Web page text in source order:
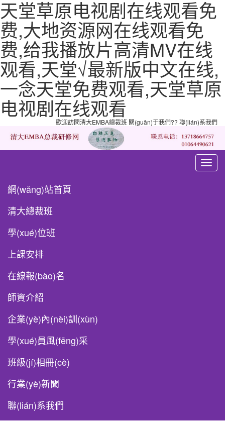
天堂草原电视剧在线观看免
费,大地资源网在线观看免
费,给我播放片高清MV在线
观看,天堂√最新版中文在线,
一念天堂免费观看,天堂草原
电视剧在线观看
歡迎訪問清大EMBA總裁班 關(guān)于我們?? 聯(lián)系我們
清
大
網(wǎng)站首頁
清大總裁班
學(xué)位班
上課安排
在線報(bào)名
師資介紹
企業(yè)內(nèi)訓(xùn)
學(xué)員風(fēng)采
班級(jí)相冊(cè)
行業(yè)新聞
聯(lián)系我們